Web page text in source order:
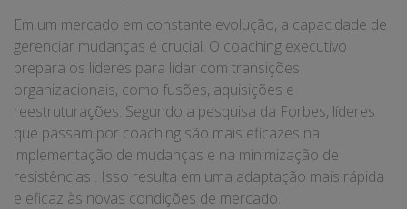
Em um mercado em constante evolução, a capacidade de
gerenciar mudanças é crucial. O coaching executivo
prepara os líderes para lidar com transições
organizacionais, como fusões, aquisições e
reestruturações. Segundo a pesquisa da Forbes, líderes
que passam por coaching são mais eficazes na
implementação de mudanças e na minimização de
resistências . Isso resulta em uma adaptação mais rápida
e eficaz às novas condições de mercado.